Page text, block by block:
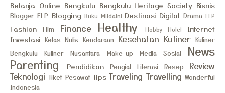
Belanja Online Bengkulu Bengkulu Heritage Society Bisnis
Blogger FLP Blogging Buku Mildaini Destinasi Digital Drama FLP
Fashion Film Finance Healthy Hobby Hotel
Internet
Investasi Kelas Nulis Kendaraan Kesehatan Kuliner Kuliner
Bengkulu
Kuliner Nusantara Make-up Media Sosial
News
Parenting
Pendidikan Pengiat Literasi Resep
Review
Teknologi Tiket Pesawat Tips Traveling Travelling Wonderful
Indonesia